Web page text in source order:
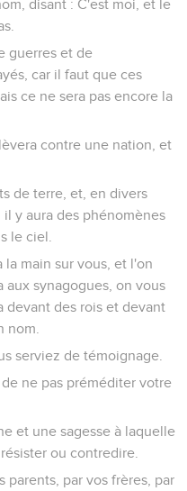
disant : C'est moi, et le
guerres et de
car il faut que ces
ce ne sera pas encore la
contre une nation, et
de terre, et, en divers
y aura des phénomènes
le ciel.
la main sur vous, et l'on
aux synagogues, on vous
devant des rois et devant
nom.
serviez de témoignage.
ne pas préméditer votre
et une sagesse à laquelle
ou contredire.
parents, par vos frères, par